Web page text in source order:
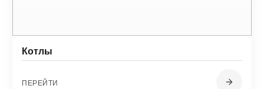
Котлы
ПЕРЕЙТИ